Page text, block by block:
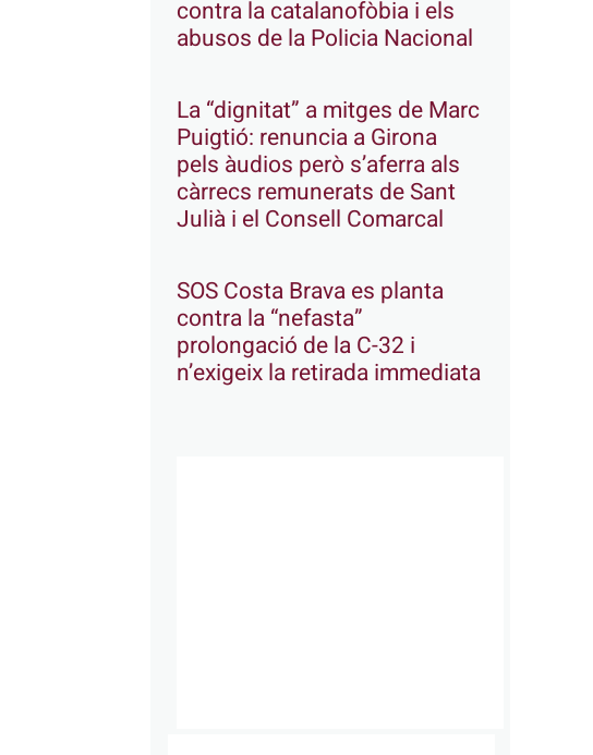
contra la catalanofòbia i els
abusos de la Policia Nacional
La “dignitat” a mitges de Marc
Puigtió: renuncia a Girona
pels àudios però s’aferra als
càrrecs remunerats de Sant
Julià i el Consell Comarcal
SOS Costa Brava es planta
contra la “nefasta”
prolongació de la C-32 i
n’exigeix la retirada immediata